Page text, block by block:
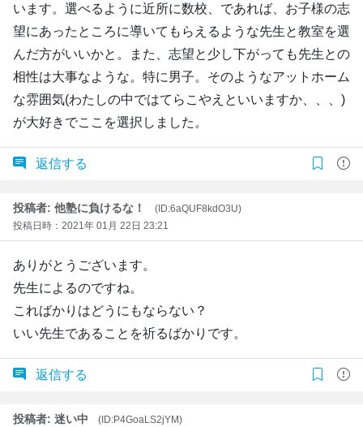
います。選べるように近所に数校、であれば、お子様の志
望にあったところに導いてもらえるような先生と教室を選
んだ方がいいかと。また、志望と少し下がっても先生との
相性は大事なような。特に男子。そのようなアットホーム
な雰囲気(わたしの中ではてらこやえといいますか、、、)
が大好きでここを選択しました。
返信する
投稿者: 他塾に負けるな！
(ID:6aQUF8kdO3U)
投稿日時：2021年 01月 22日 23:21
ありがとうございます。
先生によるのですね。
こればかりはどうにもならない？
いい先生であることを祈るばかりです。
返信する
投稿者: 迷い中 (ID:P4GoaLS2jYM)